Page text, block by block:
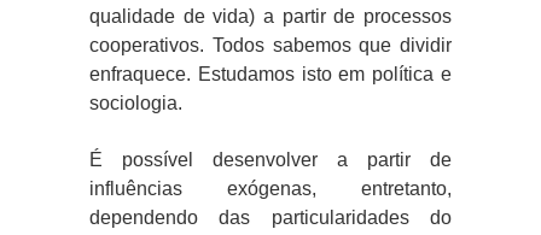
qualidade de vida) a partir de processos
cooperativos. Todos sabemos que dividir
enfraquece. Estudamos isto em política e
sociologia.
É possível desenvolver a partir de
influências exógenas, entretanto,
dependendo das particularidades do